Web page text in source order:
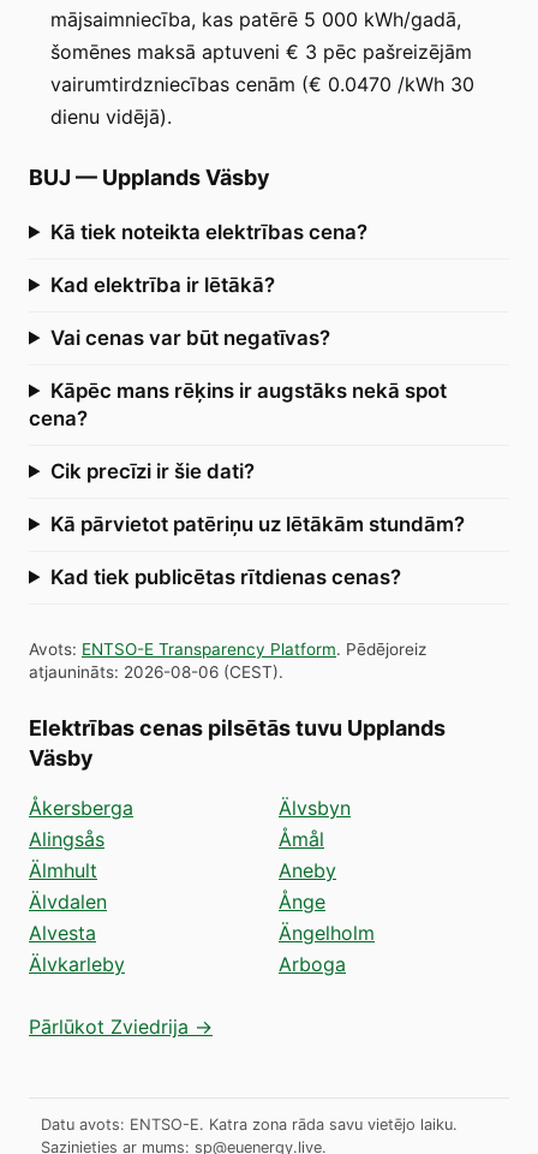
mājsaimniecība, kas patērē 5 000 kWh/gadā,
šomēnes maksā aptuveni € 3 pēc pašreizējām
vairumtirdzniecības cenām (€ 0.0470 /kWh 30
dienu vidējā).
BUJ — Upplands Väsby
Kā tiek noteikta elektrības cena?
Kad elektrība ir lētākā?
Vai cenas var būt negatīvas?
Kāpēc mans rēķins ir augstāks nekā spot
cena?
Cik precīzi ir šie dati?
Kā pārvietot patēriņu uz lētākām stundām?
Kad tiek publicētas rītdienas cenas?
Avots: ENTSO-E Transparency Platform. Pēdējoreiz
atjaunināts: 2026-08-06 (CEST).
Elektrības cenas pilsētās tuvu Upplands
Väsby
Åkersberga
Alingsås
Älmhult
Älvdalen
Alvesta
Älvkarleby
Älvsbyn
Åmål
Aneby
Ånge
Ängelholm
Arboga
Pārlūkot Zviedrija →
Datu avots: ENTSO-E. Katra zona rāda savu vietējo laiku.
Sazinieties ar mums: sp@euenergy.live.